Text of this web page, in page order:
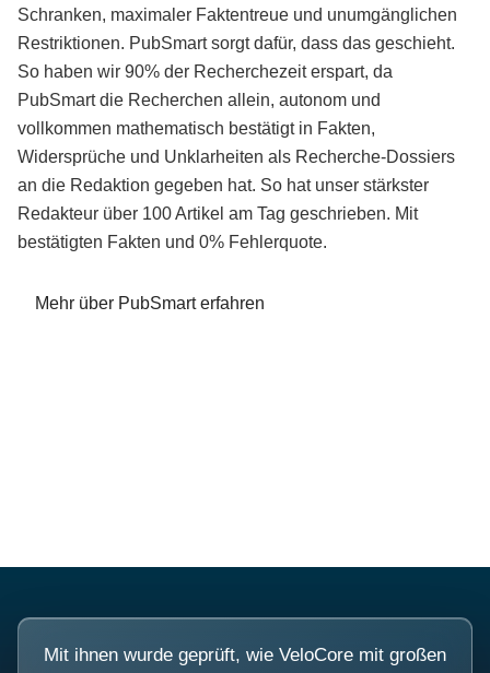
Schranken, maximaler Faktentreue und unumgänglichen
Restriktionen. PubSmart sorgt dafür, dass das geschieht.
So haben wir 90% der Recherchezeit erspart, da
PubSmart die Recherchen allein, autonom und
vollkommen mathematisch bestätigt in Fakten,
Widersprüche und Unklarheiten als Recherche-Dossiers
an die Redaktion gegeben hat. So hat unser stärkster
Redakteur über 100 Artikel am Tag geschrieben. Mit
bestätigten Fakten und 0% Fehlerquote.
Mehr über PubSmart erfahren
Mit ihnen wurde geprüft, wie VeloCore mit großen